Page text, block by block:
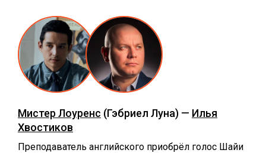
Мистер Лоуренс (Гэбриел Луна) — Илья
Хвостиков
Преподаватель английского приобрёл голос Шайи